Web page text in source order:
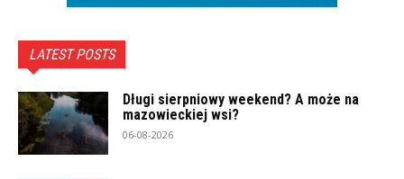
LATEST POSTS
Długi sierpniowy weekend? A może na
mazowieckiej wsi?
06-08-2026